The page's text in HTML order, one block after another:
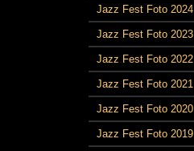
Jazz Fest Foto 2024
Jazz Fest Foto 2023
Jazz Fest Foto 2022
Jazz Fest Foto 2021
Jazz Fest Foto 2020
Jazz Fest Foto 2019